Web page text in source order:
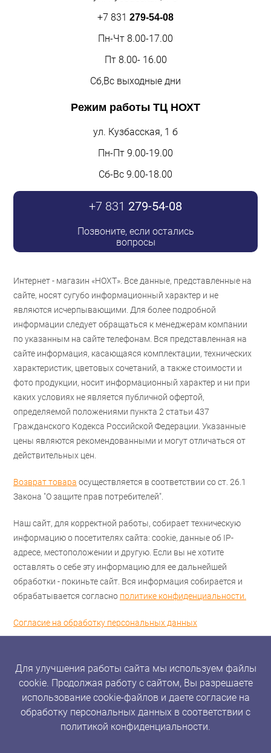
+7 831 279-54-08
Пн-Чт 8.00-17.00
Пт 8.00- 16.00
Сб,Вс выходные дни
Режим работы ТЦ НОХТ
ул. Кузбасская, 1 б
Пн-Пт 9.00-19.00
Сб-Вс 9.00-18.00
+7 831 279-54-08
Позвоните, если остались
вопросы
Интернет - магазин «НОХТ». Все данные, представленные на
сайте, носят сугубо информационный характер и не
являются исчерпывающими. Для более подробной
информации следует обращаться к менеджерам компании
по указанным на сайте телефонам. Вся представленная на
сайте информация, касающаяся комплектации, технических
характеристик, цветовых сочетаний, а также стоимости и
фото продукции, носит информационный характер и ни при
каких условиях не является публичной офертой,
определяемой положениями пункта 2 статьи 437
Гражданского Кодекса Российской Федерации. Указанные
цены являются рекомендованными и могут отличаться от
действительных цен.
Возврат товара осуществляется в соответствии со ст. 26.1
Закона "О защите прав потребителей".
Наш сайт, для корректной работы, собирает техническую
информацию о посетителях сайта: cookie, данные об IP-
адресе, местоположении и другую. Если вы не хотите
оставлять о себе эту информацию для ее дальнейшей
обработки - покиньте сайт. Вся информация собирается и
обрабатывается согласно политике конфиденциальности.
Согласие на обработку персональных данных
Для улучшения работы сайта мы используем файлы
cookie. Продолжая работу с сайтом, Вы разрешаете
использование cookie-файлов и даете согласие на
обработку персональных данных в соответствии с
политикой конфиденциальности.